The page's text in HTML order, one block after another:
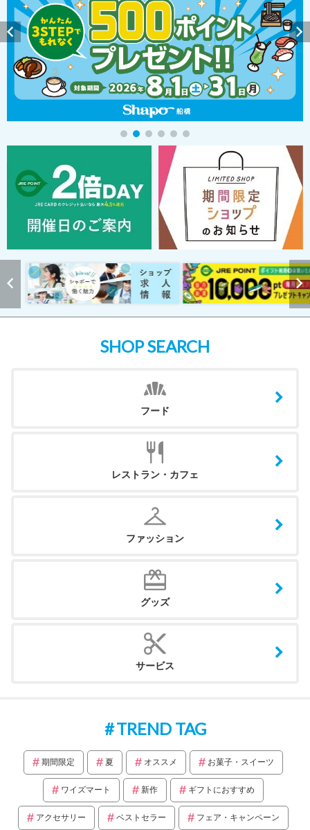
SHOP SEARCH
フード
レストラン・カフェ
ファッション
グッズ
サービス
TREND TAG
期間限定 夏 オススメ お菓子・スイーツ
ワイズマート 新作 ギフトにおすすめ
アクセサリー ベストセラー フェア・キャンペーン